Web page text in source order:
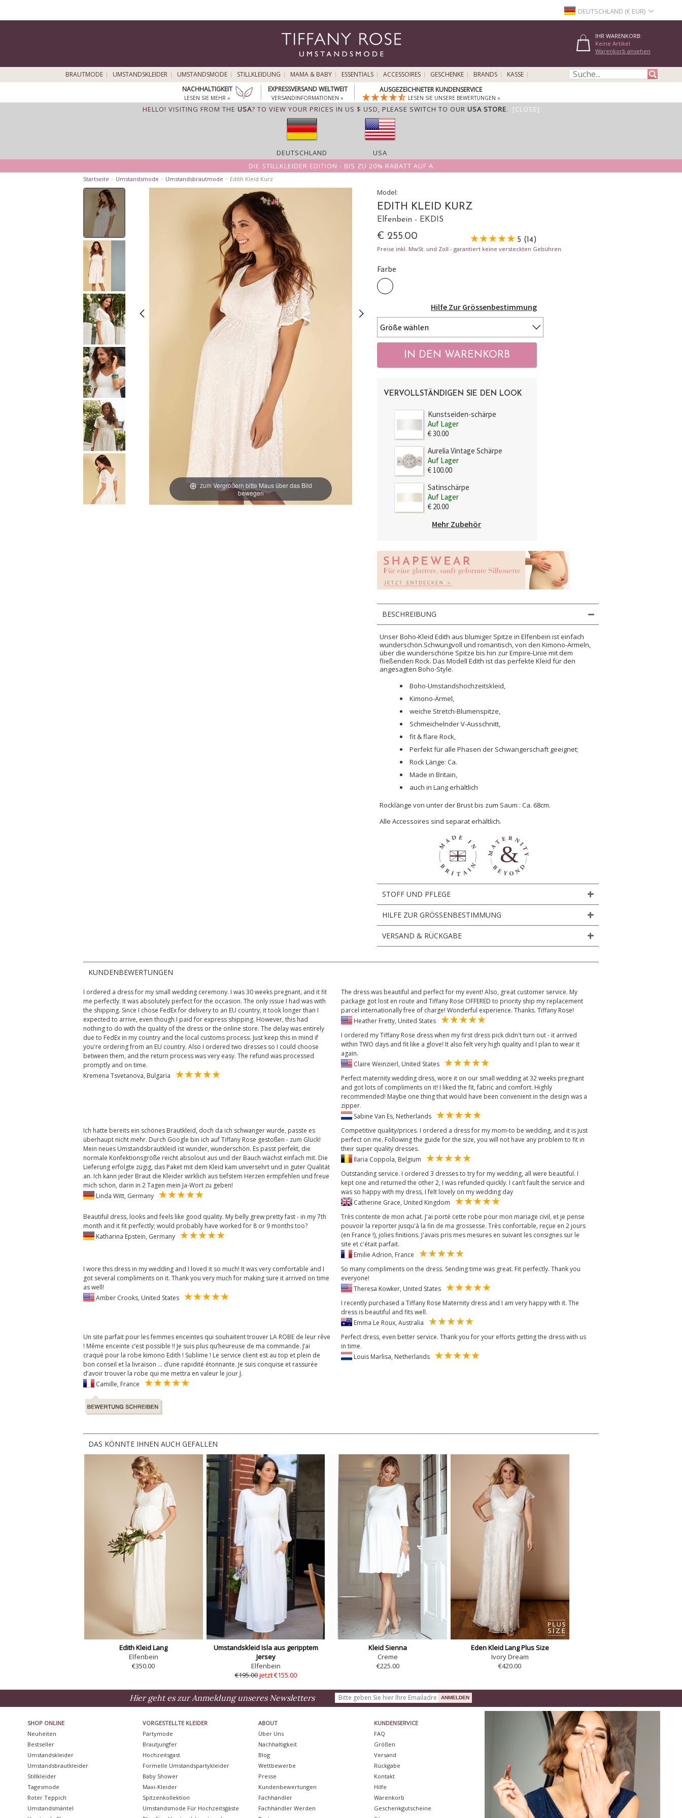
DEUTSCHLAND (€ EUR)
IHR WARENKORB:
Keine Artikel
Warenkorb ansehen
BRAUTMODE UMSTANDSKLEIDER UMSTANDSMODE STILLKLEIDUNG MAMA & BABY ESSENTIALS ACCESSOIRES GESCHENKE BRANDS
KASSE
NACHHALTIGKEIT
LESEN SIE MEHR »
EXPRESSVERSAND WELTWEIT
VERSANDINFORMATIONEN »
AUSGEZEICHNETER KUNDENSERVICE
LESEN SIE UNSERE BEWERTUNGEN »
HELLO! VISITING FROM THE USA? TO VIEW YOUR PRICES IN US $ USD, PLEASE SWITCH TO OUR USA STORE. [CLOSE]
DEUTSCHLAND
USA
DIE STILLKLEIDER EDITION - BIS ZU 20% RABATT AUF A
Startseite > Umstandsmode > Umstandsbrautmode > Edith Kleid Kurz
zum Vergrößern bitte Maus über das Bild
bewegen
Model:
EDITH KLEID KURZ
Elfenbein - EKDIS
€ 255.00
5 (14)
Preise inkl. MwSt. und Zoll - garantiert keine versteckten Gebühren
Farbe
Hilfe Zur Grössenbestimmung
VERVOLLSTÄNDIGEN SIE DEN LOOK
Kunstseiden-schärpe
Auf Lager
€ 30.00
Aurelia Vintage Schärpe
Auf Lager
€ 100.00
Satinschärpe
Auf Lager
€ 20.00
Mehr Zubehör
BESCHREIBUNG
Unser Boho-Kleid Edith aus blumiger Spitze in Elfenbein ist einfach
wunderschön.Schwungvoll und romantisch, von den Kimono-Ärmeln,
über die wunderschöne Spitze bis hin zur Empire-Linie mit dem
fließenden Rock. Das Modell Edith ist das perfekte Kleid für den
angesagten Boho-Style.
Boho-Umstandshochzeitskleid,
Kimono-Ärmel,
weiche Stretch-Blumenspitze,
Schmeichelnder V-Ausschnitt,
fit & flare Rock,
Perfekt für alle Phasen der Schwangerschaft geeignet;
Rock Länge: Ca.
Made in Britain,
auch in Lang erhältlich
Rocklänge von unter der Brust bis zum Saum : Ca. 68cm.
Alle Accessoires sind separat erhältlich.
STOFF UND PFLEGE
HILFE ZUR GRÖSSENBESTIMMUNG
VERSAND & RÜCKGABE
KUNDENBEWERTUNGEN
I ordered a dress for my small wedding ceremony. I was 30 weeks pregnant, and it fit
me perfectly. It was absolutely perfect for the occasion. The only issue I had was with
the shipping. Since I chose FedEx for delivery to an EU country, it took longer than I
expected to arrive, even though I paid for express shipping. However, this had
nothing to do with the quality of the dress or the online store. The delay was entirely
due to FedEx in my country and the local customs process. Just keep this in mind if
you're ordering from an EU country. Also I ordered two dresses so I could choose
between them, and the return process was very easy. The refund was processed
promptly and on time.
Kremena Tsvetanova, Bulgaria
The dress was beautiful and perfect for my event! Also, great customer service. My
package got lost en route and Tiffany Rose OFFERED to priority ship my replacement
parcel internationally free of charge! Wonderful experience. Thanks. Tiffany Rose!
Heather Fretty, United States
I ordered my Tiffany Rose dress when my first dress pick didn't turn out - it arrived
within TWO days and fit like a glove! It also felt very high quality and I plan to wear it
again.
Claire Weinzierl, United States
Perfect maternity wedding dress, wore it on our small wedding at 32 weeks pregnant
and got lots of compliments on it! I liked the fit, fabric and comfort. Highly
recommended! Maybe one thing that would have been convenient in the design was a
zipper.
Sabine Van Es, Netherlands
Ich hatte bereits ein schönes Brautkleid, doch da ich schwanger wurde, passte es
überhaupt nicht mehr. Durch Google bin ich auf Tiffany Rose gestoßen - zum Glück!
Mein neues Umstandsbrautkleid ist wunder, wunderschön. Es passt perfekt, die
normale Konfektionsgröße reicht absolout aus und der Bauch wächst einfach mit. Die
Lieferung erfolgte zügig, das Paket mit dem Kleid kam unversehrt und in guter Qualität
an. Ich kann jeder Braut die Kleider wirklich aus tiefstem Herzen ermpfehlen und freue
mich schon, darin in 2 Tagen mein Ja-Wort zu geben!
Linda Witt, Germany
Competitive quality/prices. I ordered a dress for my mom-to be wedding, and it is just
perfect on me. Following the guide for the size, you will not have any problem to fit in
their super quality dresses.
Ilaria Coppola, Belgium
Outstanding service. I ordered 3 dresses to try for my wedding, all were beautiful. I
kept one and returned the other 2, I was refunded quickly. I can’t fault the service and
was so happy with my dress, I felt lovely on my wedding day
Catherine Grace, United Kingdom
Beautiful dress, looks and feels like good quality. My belly grew pretty fast - in my 7th
month and it fit perfectly; would probably have worked for 8 or 9 months too?
Katharina Epstein, Germany
Très contente de mon achat. J'ai porté cette robe pour mon mariage civil, et je pense
pouvoir la reporter jusqu'à la fin de ma grossesse. Très confortable, reçue en 2 jours
(en France !), jolies finitions. J'avais pris mes mesures en suivant les consignes sur le
site et c'était parfait.
Emilie Adrion, France
I wore this dress in my wedding and I loved it so much! It was very comfortable and I
got several compliments on it. Thank you very much for making sure it arrived on time
as well!
Amber Crooks, United States
So many compliments on the dress. Sending time was great. Fit perfectly. Thank you
everyone!
Theresa Kowker, United States
I recently purchased a Tiffany Rose Maternity dress and I am very happy with it. The
dress is beautiful and fits well.
Emma Le Roux, Australia
Un site parfait pour les femmes enceintes qui souhaitent trouver LA ROBE de leur rêve
! Même enceinte c’est possible !! Je suis plus qu’heureuse de ma commande. J’ai
craqué pour la robe kimono Edith ! Sublime ! Le service client est au top et plein de
bon conseil et la livraison ... d’une rapidité étonnante. Je suis conquise et rassurée
d’avoir trouver la robe qui me mettra en valeur le jour J.
Camille, France
Perfect dress, even better service. Thank you for your efforts getting the dress with us
in time.
Louis Marlisa, Netherlands
DAS KÖNNTE IHNEN AUCH GEFALLEN
Edith Kleid Lang
Elfenbein
€350.00
Umstandskleid Isla aus geripptem
Jersey
Elfenbein
€195.00jetzt €155.00
Kleid Sienna
Creme
€225.00
Eden Kleid Lang Plus Size
Ivory Dream
€420.00
Hier geht es zur Anmeldung unseres Newsletters
SHOP ONLINE
Neuheiten
Bestseller
Umstandskleider
Umstandsbrautkleider
Stillkleider
Tagesmode
Roter Teppich
Umstandsmäntel
VORGESTELLTE KLEIDER
Partymode
Brautjungfer
Hochzeitsgast
Formelle Umstandspartykleider
Baby Shower
Maxi-Kleider
Spitzenkollektion
Umstandsmode Für Hochzeitsgäste
ABOUT
Über Uns
Nachhaltigkeit
Blog
Wettbewerbe
Presse
Kundenbewertungen
Fachhändler
Fachhändler Werden
KUNDENSERVICE
FAQ
Größen
Versand
Rückgabe
Kontakt
Hilfe
Warenkorb
Geschenkgutscheine